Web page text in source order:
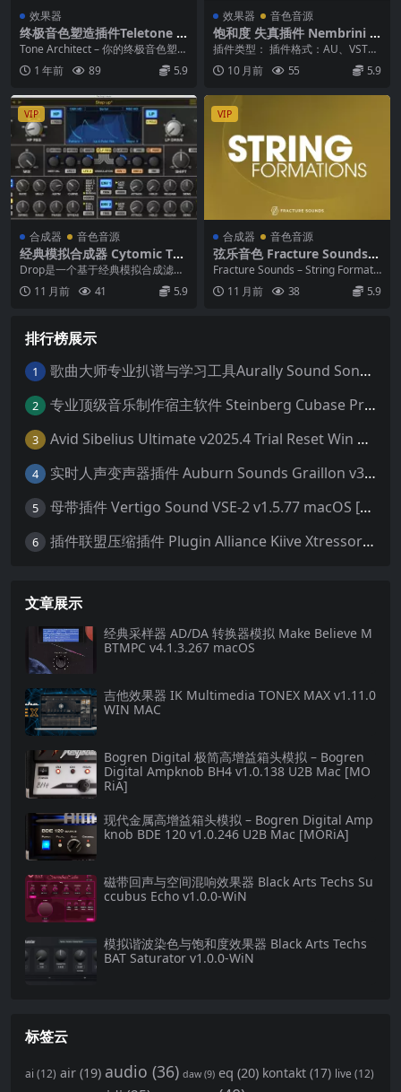
效果器
终极音色塑造插件Teletone A
udio Tone Architect v1.0.0-
WiN
Tone Architect – 你的终极音色塑造
工具 SEnki | 2025...
1 年前 89 5.9
效果器 音色音源
饱和度 失真插件 Nembrini A
udio Character Bundle U2B
Mac [MORiA]
插件类型： 插件格式：AU、VST、
VST3、AAX 平台支持：macOS（U
2... 10 月前 55 5.9
VIP
合成器 音色音源
经典模拟合成器 Cytomic The
Drop v1.9.0 WiN
Drop是一个基于经典模拟合成滤波
器以及全新设计的模拟模拟共振滤
波器插件。模型中...
11 月前 41 5.9
VIP
合成器 音色音源
弦乐音色 Fracture Sounds S
tring Formations v2.0 KON
Fracture Sounds – String Formati
ons v2.0...
11 月前 38 5.9
排行榜展示
1 歌曲大师专业扒谱与学习工具Aurally Sound Song Master PRO v2.7.04 WiN
2 专业顶级音乐制作宿主软件 Steinberg Cubase Pro 14 v14.0.32 VR/R2R 原厂音源内含安装教程 [WiN MAC]（80GB+）
3 Avid Sibelius Ultimate v2025.4 Trial Reset Win 无限试用版 乐谱软件 西贝柳斯 MAC含音色库25G
4 实时人声变声器插件 Auburn Sounds Graillon v3.1.1 macOS
5 母带插件 Vertigo Sound VSE-2 v1.5.77 macOS [HCiSO]
6 插件联盟压缩插件 Plugin Alliance Kiive Xtressor v1.0.1 WIN MAC
文章展示
经典采样器 AD/DA 转换器模拟 Make Believe M
BTMPC v4.1.3.267 macOS
吉他效果器 IK Multimedia TONEX MAX v1.11.0
WIN MAC
Bogren Digital 极简高增益箱头模拟 – Bogren
Digital Ampknob BH4 v1.0.138 U2B Mac [MO
RiA]
现代金属高增益箱头模拟 – Bogren Digital Amp
knob BDE 120 v1.0.246 U2B Mac [MORiA]
磁带回声与空间混响效果器 Black Arts Techs Su
ccubus Echo v1.0.0-WiN
模拟谐波染色与饱和度效果器 Black Arts Techs
BAT Saturator v1.0.0-WiN
标签云
ai (12) air (19) audio (36) daw (9) eq (20) kontakt (17) live (12)